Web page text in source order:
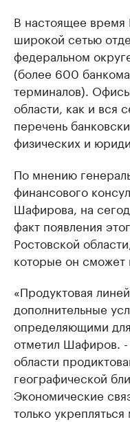
В настоящее время
широкой сетью
федеральном
(более 600
терминалов).
области, как и вся
перечень
физических и
По мнению
финансового
Шафирова, на
факт появления
Ростовской
которые он сможет
«Продуктовая
дополнительные
определяющими
отметил Шафиров.
области
географической
Экономические
только